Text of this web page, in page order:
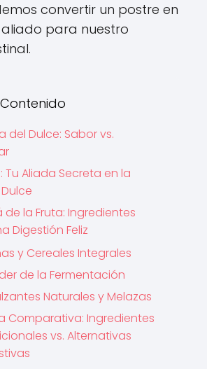
convertir un postre en
para nuestro
del Dulce: Sabor vs.
Tu Aliada Secreta en la
de la Fruta: Ingredientes
Digestión Feliz
y Cereales Integrales
de la Fermentación
Naturales y Melazas
Comparativa: Ingredientes
vs. Alternativas